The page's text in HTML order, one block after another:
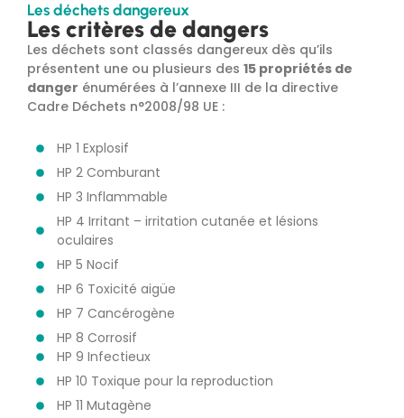
Les déchets dangereux
Les critères de dangers
Les déchets sont classés dangereux dès qu’ils
présentent une ou plusieurs des 15 propriétés de
danger énumérées à l’annexe III de la directive
Cadre Déchets n°2008/98 UE :
HP 1 Explosif
HP 2 Comburant
HP 3 Inflammable
HP 4 Irritant – irritation cutanée et lésions
oculaires
HP 5 Nocif
HP 6 Toxicité aigüe
HP 7 Cancérogène
HP 8 Corrosif
HP 9 Infectieux
HP 10 Toxique pour la reproduction
HP 11 Mutagène